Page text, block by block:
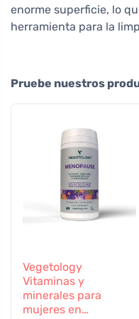
enorme superficie, lo
herramienta para la
Pruebe nuestros
Vegetology
Vitaminas y
minerales para
mujeres en